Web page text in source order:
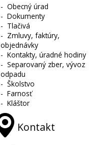
-Obecný úrad
-Dokumenty
- Tlačivá
- Zmluvy, faktúry,
objednávky
-Kontakty, úradné hodiny
-Separovaný zber, vývoz
odpadu
-Školstvo
-Farnosť
-Kláštor
Kontakt